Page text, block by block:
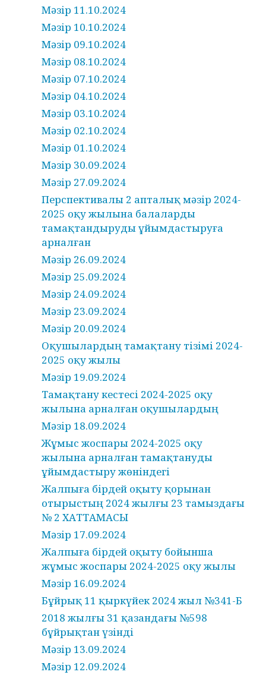
Мәзір 11.10.2024
Мәзір 10.10.2024
Мәзір 09.10.2024
Мәзір 08.10.2024
Мәзір 07.10.2024
Мәзір 04.10.2024
Мәзір 03.10.2024
Мәзір 02.10.2024
Мәзір 01.10.2024
Мәзір 30.09.2024
Мәзір 27.09.2024
Перспективалы 2 апталық мәзір 2024-
2025 оқу жылына балаларды
тамақтандыруды ұйымдастыруға
арналған
Мәзір 26.09.2024
Мәзір 25.09.2024
Мәзір 24.09.2024
Мәзір 23.09.2024
Мәзір 20.09.2024
Оқушылардың тамақтану тізімі 2024-
2025 оқу жылы
Мәзір 19.09.2024
Тамақтану кестесі 2024-2025 оқу
жылына арналған оқушылардың
Мәзір 18.09.2024
Жұмыс жоспары 2024-2025 оқу
жылына арналған тамақтануды
ұйымдастыру жөніндегі
Жалпыға бірдей оқыту қорынан
отырыстың 2024 жылғы 23 тамыздағы
№ 2 ХАТТАМАСЫ
Мәзір 17.09.2024
Жалпыға бірдей оқыту бойынша
жұмыс жоспары 2024-2025 оқу жылы
Мәзір 16.09.2024
Бұйрық 11 қыркүйек 2024 жыл №341-Б
2018 жылғы 31 қазандағы №598
бұйрықтан үзінді
Мәзір 13.09.2024
Мәзір 12.09.2024